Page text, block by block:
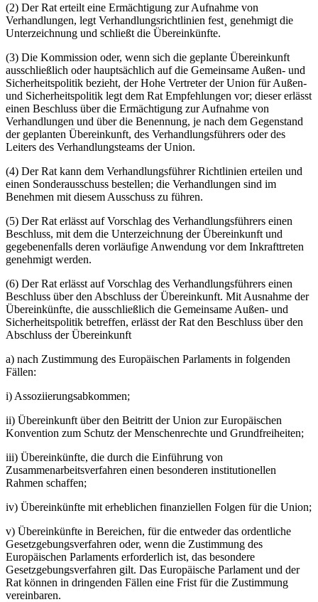
(2) Der Rat erteilt eine Ermächtigung zur Aufnahme von
Verhandlungen, legt Verhandlungsrichtlinien fest¸ genehmigt die
Unterzeichnung und schließt die Übereinkünfte.
(3) Die Kommission oder, wenn sich die geplante Übereinkunft
ausschließlich oder hauptsächlich auf die Gemeinsame Außen- und
Sicherheitspolitik bezieht, der Hohe Vertreter der Union für Außen-
und Sicherheitspolitik legt dem Rat Empfehlungen vor; dieser erlässt
einen Beschluss über die Ermächtigung zur Aufnahme von
Verhandlungen und über die Benennung, je nach dem Gegenstand
der geplanten Übereinkunft, des Verhandlungsführers oder des
Leiters des Verhandlungsteams der Union.
(4) Der Rat kann dem Verhandlungsführer Richtlinien erteilen und
einen Sonderausschuss bestellen; die Verhandlungen sind im
Benehmen mit diesem Ausschuss zu führen.
(5) Der Rat erlässt auf Vorschlag des Verhandlungsführers einen
Beschluss, mit dem die Unterzeichnung der Übereinkunft und
gegebenenfalls deren vorläufige Anwendung vor dem Inkrafttreten
genehmigt werden.
(6) Der Rat erlässt auf Vorschlag des Verhandlungsführers einen
Beschluss über den Abschluss der Übereinkunft. Mit Ausnahme der
Übereinkünfte, die ausschließlich die Gemeinsame Außen- und
Sicherheitspolitik betreffen, erlässt der Rat den Beschluss über den
Abschluss der Übereinkunft
a) nach Zustimmung des Europäischen Parlaments in folgenden
Fällen:
i) Assoziierungsabkommen;
ii) Übereinkunft über den Beitritt der Union zur Europäischen
Konvention zum Schutz der Menschenrechte und Grundfreiheiten;
iii) Übereinkünfte, die durch die Einführung von
Zusammenarbeitsverfahren einen besonderen institutionellen
Rahmen schaffen;
iv) Übereinkünfte mit erheblichen finanziellen Folgen für die Union;
v) Übereinkünfte in Bereichen, für die entweder das ordentliche
Gesetzgebungsverfahren oder, wenn die Zustimmung des
Europäischen Parlaments erforderlich ist, das besondere
Gesetzgebungsverfahren gilt. Das Europäische Parlament und der
Rat können in dringenden Fällen eine Frist für die Zustimmung
vereinbaren.